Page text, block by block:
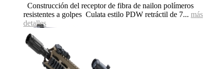
Construcción del receptor de fibra de nailon polímeros
resistentes a golpes Culata estilo PDW retráctil de 7... más
detalles